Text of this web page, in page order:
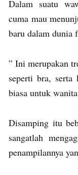
Dalam suatu
cuma mau
baru dalam dunia
” Ini merupakan
seperti bra, serta
biasa untuk
Disamping itu
sangatlah
penampilannya